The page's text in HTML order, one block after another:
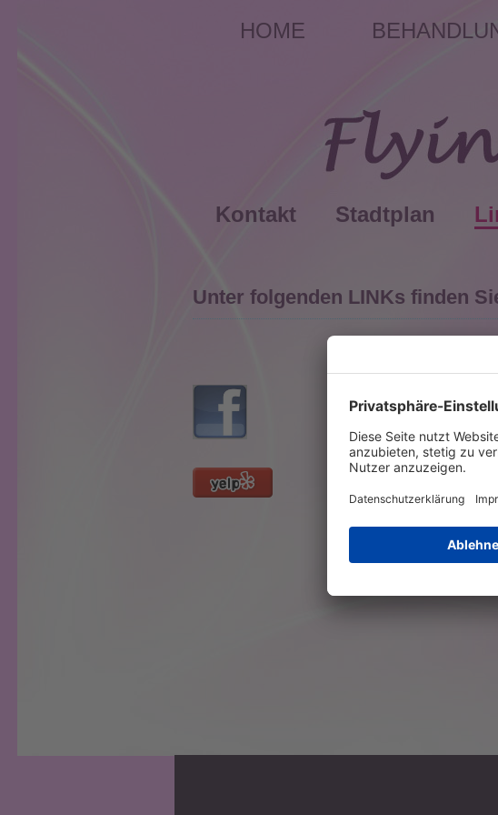
HOME
Kontakt Stadtplan
Unter folgenden LINKs finden